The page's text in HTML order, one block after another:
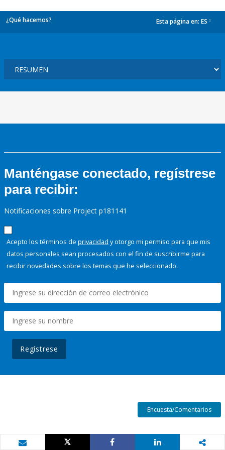
¿Qué hacemos? Esta página en: ES
Manténgase conectado, regístrese
para recibir:
Notificaciones sobre Project p181141
Acepto los términos de privacidad y otorgo mi permiso para que mis
datos personales sean procesados con el fin de suscribirme para
recibir novedades sobre los temas que he seleccionado.
Regístrese
Encuesta/Comentarios